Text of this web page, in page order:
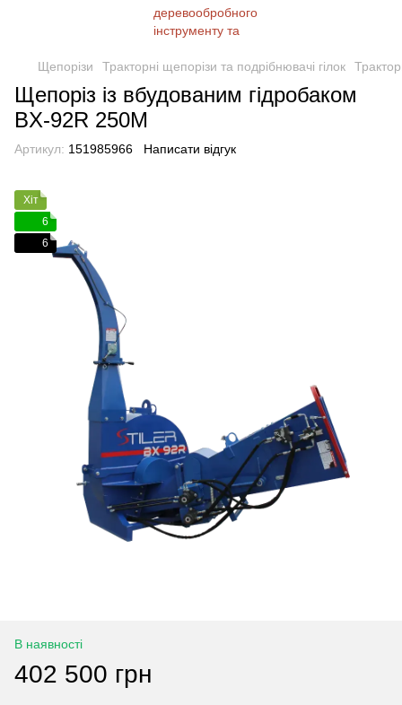
Щепорізи Тракторні щепорізи та подрібнювачі гілок
Щепоріз із вбудованим гідробаком
BX-92R 250M
Артикул: 151985966 Написати відгук
Хіт
6
6
В наявності
402 500 грн